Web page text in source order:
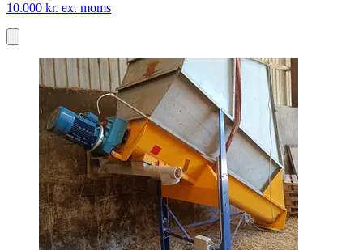
10.000 kr. ex. moms